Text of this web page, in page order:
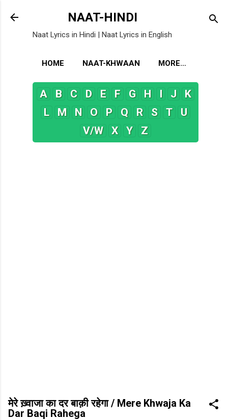
Skip to main content
NAAT-HINDI
Naat Lyrics in Hindi | Naat Lyrics in English
HOME NAAT-KHWAAN MORE…
A B C D E F G H I J
K
L
M N O P Q R S T
U
V/W
X Y Z
मेरे ख़्वाजा का दर बाक़ी रहेगा / Mere Khwaja Ka
Dar Baqi Rahega